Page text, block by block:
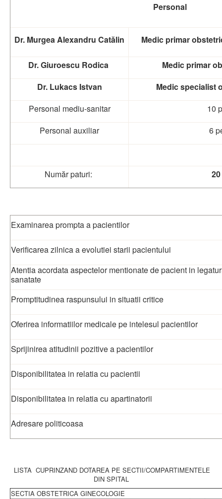
Personal
Dr. Murgea Alexandru Catălin Medic primar
Dr. Giuroescu Rodica
Medic primar
Dr. Lukacs Istvan
Medic specialist
Personal mediu-sanitar
10
Personal auxiliar
6
Număr paturi:
Examinarea prompta a pacientilor
Verificarea zilnica a evolutiei starii pacientului
Atentia acordata aspectelor mentionate de pacient in
sanatate
Promptitudinea raspunsului in situatii critice
Oferirea informatiilor medicale pe intelesul pacientilor
Sprijinirea atitudinii pozitive a pacientilor
Disponibilitatea in relatia cu pacientii
Disponibilitatea in relatia cu apartinatorii
Adresare politicoasa
LISTA CUPRINZAND DOTAREA PE SECTII/COMPARTIMENTELE
DIN SPITAL
SECTIA OBSTETRICA GINECOLOGIE